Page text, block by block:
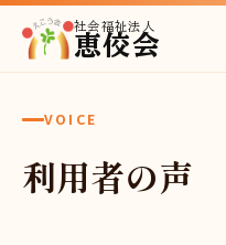
社会福祉法人
恵佼会
VOICE
利用者の声